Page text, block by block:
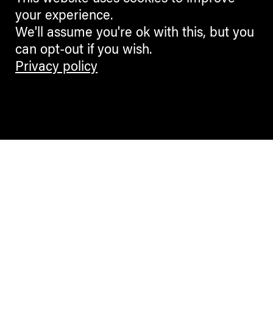
your experience.
We'll assume you're ok with this, but you
can opt-out if you wish.
Privacy policy